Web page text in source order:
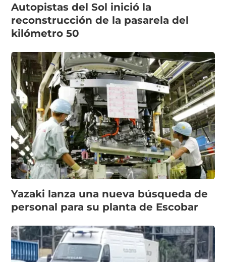
Autopistas del Sol inició la
reconstrucción de la pasarela del
kilómetro 50
Yazaki lanza una nueva búsqueda de
personal para su planta de Escobar